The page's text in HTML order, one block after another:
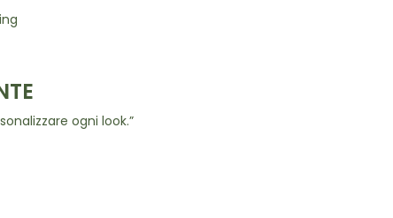
ogni look.”